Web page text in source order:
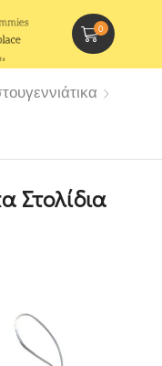
0
Στολίδια